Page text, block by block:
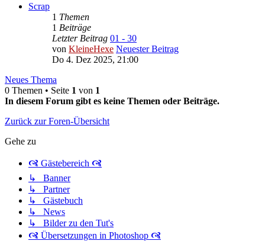
Scrap
1 Themen
1 Beiträge
Letzter Beitrag 01 - 30
von KleineHexe Neuester Beitrag
Do 4. Dez 2025, 21:00
Neues Thema
0 Themen • Seite 1 von 1
In diesem Forum gibt es keine Themen oder Beiträge.
Zurück zur Foren-Übersicht
Gehe zu
🙧 Gästebereich 🙧
↳ Banner
↳ Partner
↳ Gästebuch
↳ News
↳ Bilder zu den Tut's
🙧 Übersetzungen in Photoshop 🙧